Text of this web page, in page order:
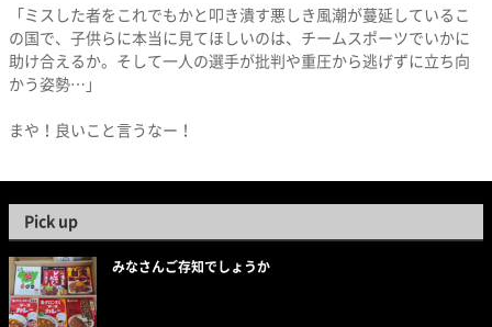
「ミスした者をこれでもかと叩き潰す悪しき風潮が蔓延しているこ
の国で、子供らに本当に見てほしいのは、チームスポーツでいかに
助け合えるか。そして一人の選手が批判や重圧から逃げずに立ち向
かう姿勢…」
まや！良いこと言うなー！
Pick up
みなさんご存知でしょうか